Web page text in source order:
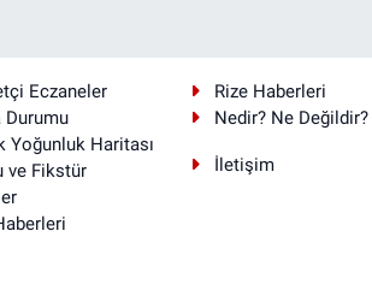
Eczaneler
Durumu
Yoğunluk Haritası
ve Fikstür
Rize Haberleri
Nedir? Ne Değildir?
İletişim